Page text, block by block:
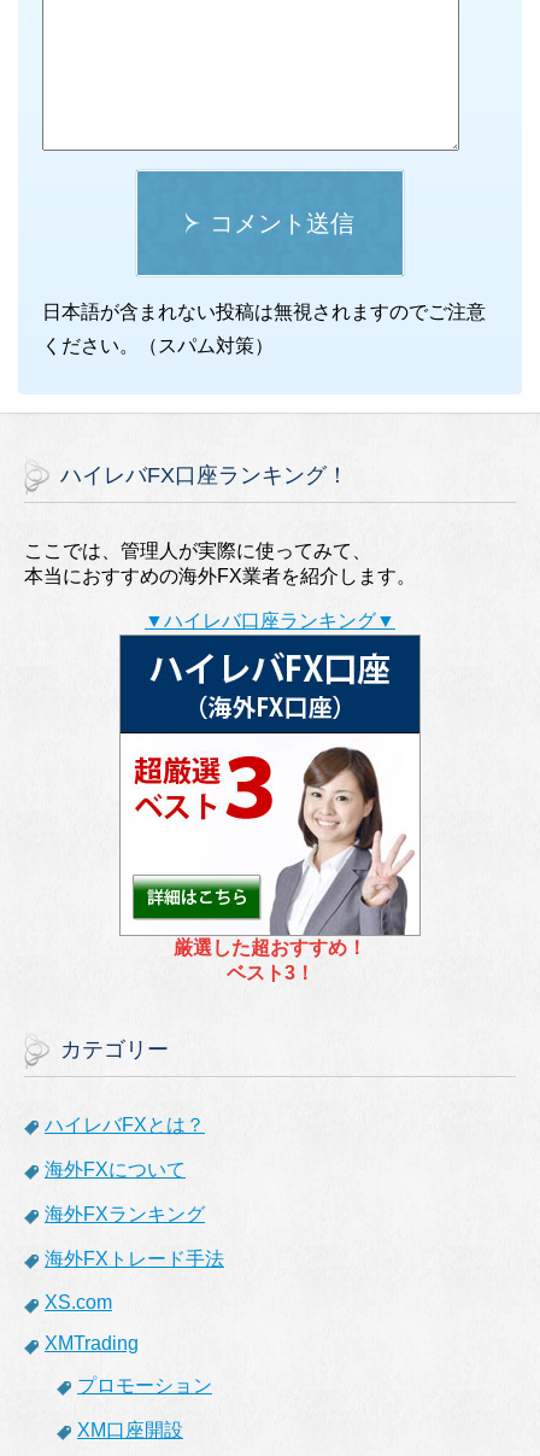
コメント送信
日本語が含まれない投稿は無視されますのでご注意
ください。（スパム対策）
ハイレバFX口座ランキング！
ここでは、管理人が実際に使ってみて、
本当におすすめの海外FX業者を紹介します。
▼ハイレバ口座ランキング▼
厳選した超おすすめ！
ベスト3！
カテゴリー
ハイレバFXとは？
海外FXについて
海外FXランキング
海外FXトレード手法
XS.com
XMTrading
プロモーション
XM口座開設